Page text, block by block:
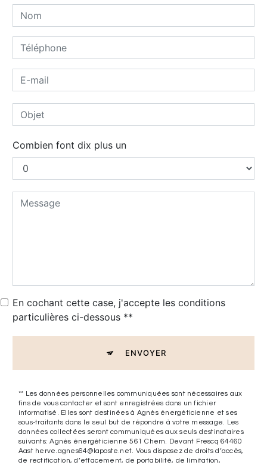
Combien font dix plus un
En cochant cette case, j'accepte les conditions
particulières ci-dessous **
ENVOYER
** Les données personnelles communiquées sont nécessaires aux
fins de vous contacter et sont enregistrées dans un fichier
informatisé. Elles sont destinées à Agnès énergéticienne et ses
sous-traitants dans le seul but de répondre à votre message. Les
données collectées seront communiquées aux seuls destinataires
suivants: Agnès énergéticienne 561 Chem. Devant Frescq 64460
Aast herve.agnes64@laposte.net. Vous disposez de droits d’accès,
de rectification, d’effacement, de portabilité, de limitation,